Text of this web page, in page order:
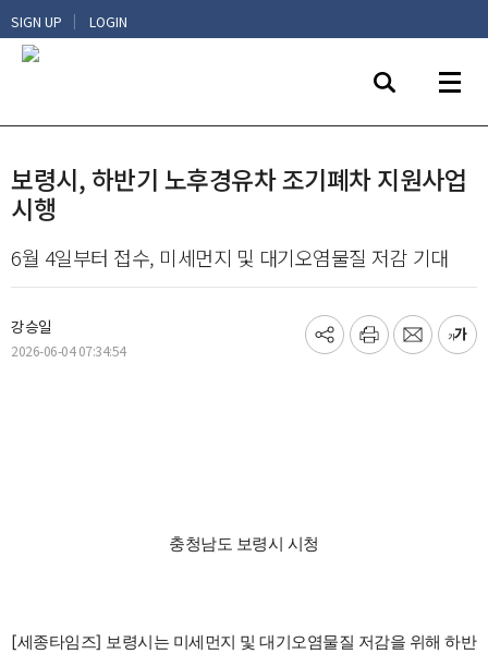
SIGN UP | LOGIN
보령시, 하반기 노후경유차 조기폐차 지원사업
시행
6월 4일부터 접수, 미세먼지 및 대기오염물질 저감 기대
강승일
2026-06-04 07:34:54
기
프
메
글
충청남도 보령시 시청
[세종타임즈] 보령시는 미세먼지 및 대기오염물질 저감을 위해 하반